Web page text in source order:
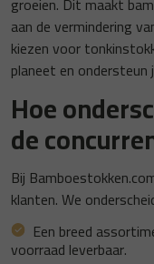
aan de vermindering
kiezen voor
planeet en ondersteun
Hoe
de
Bij
klanten. We
Een breed
voorraad leverbaar.